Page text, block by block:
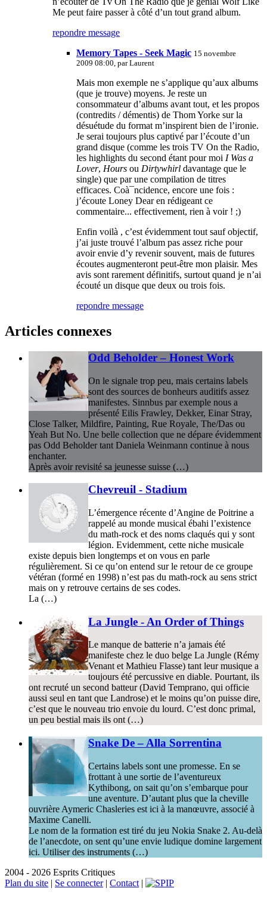
Me peut faire passer à côté d’un tout grand album.
repondre message
Memory Tapes - Seek Magic 15 novembre
2009 08:00, parLaurent
Mais mon exemple ne s’applique qu’aux albums
(que je trouve) moyens. Je reste un
consommateur d’albums avant tout, et les propos
(contredits / démentis) de Thom Yorke sur la
désuétude du format m’inspirent bien de l’ironie.
Je serai toujours plus captivé par l’écoute d’un
grand disque (comme les trois TV On the Radio,
les highlights du second étant pour moi I Was a
Lover, Hours ou Dirtywhirl davantage que le
single) que par une compilation de titres
efficaces. Coà¯ncidence, encore une fois :
j’écoute Loney Dear en rédigeant ce
commentaire... effectivement, rien à voir ! ;)
Enfin voilà , c’est évidemment tout sauf objectif,
j’ai juste trouvé l’album pas assez riche pour
avoir envie d’y revenir souvent, mais de futures
écoutes augmenteront peut-être mon plaisir. Mes
avis sont rarement définitifs, surtout quand je n’ai
écouté un disque que deux ou trois fois.
repondre message
Articles connexes
Odd Beholder – Honest Work
On le signale trop peu, mais certains labels
sont des sources de bonheurs auditifs assez
manifestes. Sinnbus par exemple nous a
présenté Eilis Frawley, Dekker, Einar Stray,
Close Talker, Mildfire, Painting, Rue Royale, The/Das ou
Yeah But No. Une belle collection que ne dépare évidemment
pas Odd Beholder tant Daniela Weinmann continue à nous
enchanter.
Après avoir revisité sa jeunesse suisse (…)
Chevreuil - Stadium
L’émergence récente d’Angine de Poitrine a
rappelé au monde musical ébahi l’existence
du math-rock et des noms claqués qui y sont
légion. Evidemment, cette niche musicale
existe depuis bien longtemps et on vous en parle
régulièrement. Si ce qu’on entend sur le retour de ce groupe
vétéran (formé en 1998) n’est pas du math-rock au sens strict
mais on y retrouve certains de ses codes.
La (…)
La Jungle - An Order of Things
Le manque de batterie n’a jamais été
manifeste chez le duo belge La Jungle (Rémy
Venant et Mathieu Flasse) tant leur musique a
toujours été percussive en diable. Pourtant, ils
ont recruté un second batteur (David Temprano, qui officie
aussi seul en tant que Landrose) et le moins qu’on puisse dire,
c’est que le nouveau trio envoie du lourd. C’est donc primal,
un peu bestial mais ils ont (…)
Snake De – Alla Sorrentina
Certains labels sont une promesse. En se
frottant à une sortie de l’aventureux
Kythibong, on sait qu’on s’embarque pour
une aventure. D’autant plus que la cheville
ouvrière Aymeric Chasleries est ici à la manœuvre, associé à
Maxime Canelli.
Le nom de la formation est tiré du jeu Nokia Snake 2. Au-delà
de l’anecdote, on sent qu’une envie ludique domine largement
ici. Utiliser des instruments (…)
2004 - 2026 Esprits Critiques
Plan du site | Se connecter| Contact |